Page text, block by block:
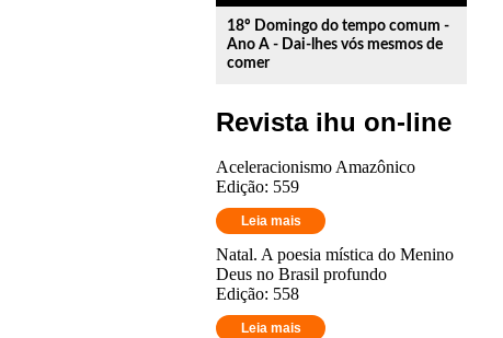
18º Domingo do tempo comum -
Ano A - Dai-lhes vós mesmos de
comer
Revista ihu on-line
Aceleracionismo Amazônico
Edição: 559
Leia mais
Natal. A poesia mística do Menino
Deus no Brasil profundo
Edição: 558
Leia mais